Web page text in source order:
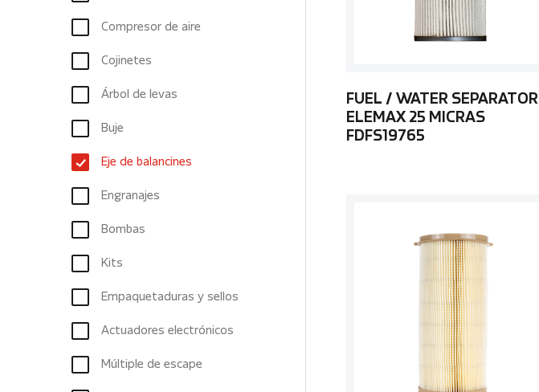
Compresor de aire
Cojinetes
Árbol de levas
Buje
Eje de balancines
Engranajes
Bombas
Kits
Empaquetaduras y sellos
Actuadores electrónicos
Múltiple de escape
FUEL / WATER SEPARATOR
ELEMAX 25 MICRAS
FDFS19765